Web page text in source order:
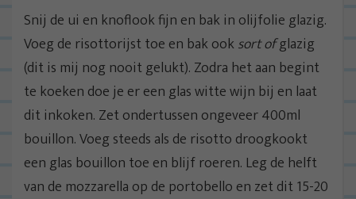
Snij de ui en knoflook fijn en bak in olijfolie glazig.
Voeg de risottorijst toe en bak ook sort ofglazig
(dit is mij nog nooit gelukt). Zodra het aan begint
te koeken doe je er een glas witte wijn bij en laat
dit inkoken. Zet ondertussen ongeveer 400ml
bouillon. Voeg steeds als de risotto droogkookt
een glas bouillon toe en blijf roeren. Leg de helft
van de mozzarella op de portobello en zet dit 15-20